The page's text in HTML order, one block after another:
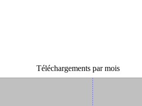
Téléchargements par mois